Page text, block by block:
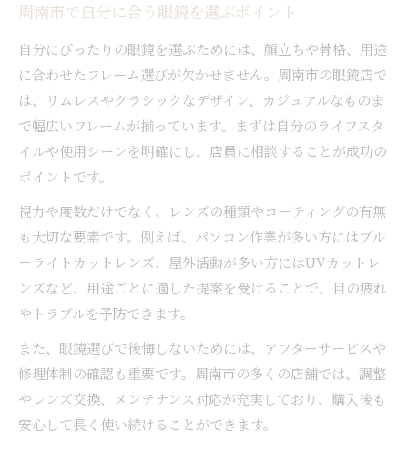
アフターケア充実の眼鏡購入ガイド
眼鏡購入後のアフターケア活用術まとめ
長く使うための眼鏡アフターサービス活用法
眼鏡購入時に気を付けたいサポート内容
眼鏡の修理・調整サービスを賢く使うコツ
周南市で自分に合う眼鏡を選ぶポイント
自分にぴったりの眼鏡を選ぶためには、顔立ちや骨格、用途
に合わせたフレーム選びが欠かせません。周南市の眼鏡店で
は、リムレスやクラシックなデザイン、カジュアルなものま
で幅広いフレームが揃っています。まずは自分のライフスタ
イルや使用シーンを明確にし、店員に相談することが成功の
ポイントです。
視力や度数だけでなく、レンズの種類やコーティングの有無
も大切な要素です。例えば、パソコン作業が多い方にはブル
ーライトカットレンズ、屋外活動が多い方にはUVカットレ
ンズなど、用途ごとに適した提案を受けることで、目の疲れ
やトラブルを予防できます。
また、眼鏡選びで後悔しないためには、アフターサービスや
修理体制の確認も重要です。周南市の多くの店舗では、調整
やレンズ交換、メンテナンス対応が充実しており、購入後も
安心して長く使い続けることができます。